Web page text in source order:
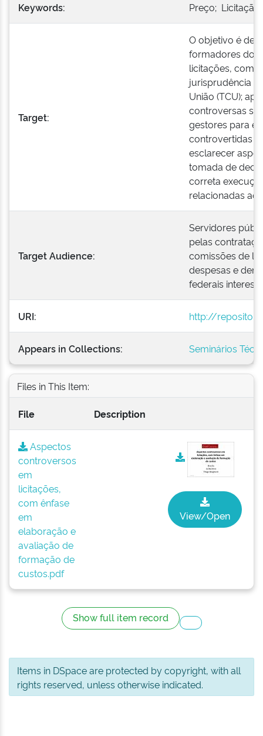
Keywords: Preço;
Target:
O objetivo é
formadores dos
licitações, com
jurisprudência
União (TCU);
controversas
gestores para
controvertidas
esclarecer
tomada de
correta
relacionadas
Target Audience:
Servidores
pelas
comissões de
despesas e
federais
URI: http://
Appears in Collections: Seminários
Files in This Item:
File Description
Aspectos
controversos
em
licitações,
com ênfase
em
elaboração e
avaliação de
formação de
custos.pdf
View/Open
Show full item record
Items in DSpace are protected by copyright, with all
rights reserved, unless otherwise indicated.